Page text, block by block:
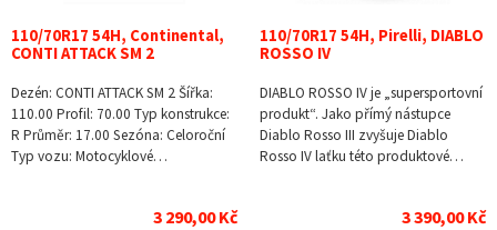
110/70R17 54H, Continental,
CONTI ATTACK SM 2
Dezén: CONTI ATTACK SM 2 Šířka:
110.00 Profil: 70.00 Typ konstrukce:
R Průměr: 17.00 Sezóna: Celoroční
Typ vozu: Motocyklové…
3 290,00 Kč
110/70R17 54H, Pirelli, DIABLO
ROSSO IV
DIABLO ROSSO IV je „supersportovní
produkt“. Jako přímý nástupce
Diablo Rosso III zvyšuje Diablo
Rosso IV laťku této produktové…
3 390,00 Kč